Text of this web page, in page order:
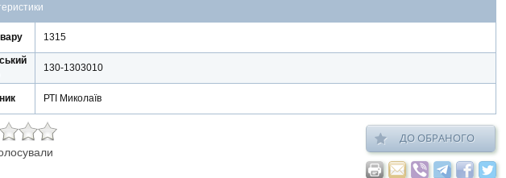
1315
130-1303010
РТІ Миколаїв
ДО ОБРАНОГО